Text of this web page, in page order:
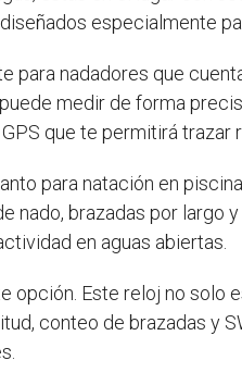
especialmente
para nadadores que
medir de forma
que te permitirá trazar
para natación en
nado, brazadas por largo
en aguas abiertas.
opción. Este reloj no solo
conteo de brazadas y